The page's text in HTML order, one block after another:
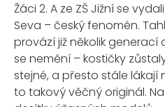
Žáci 2. A ze ZŠ Jižní se
Seva – český fenomén.
provází již několik generací
se nemění – kostičky
stejné, a přesto stále lákají
to takový věčný originál.